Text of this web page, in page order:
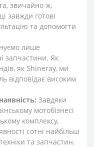
звичайно ж,
завжди готові
та допомогти
лише
запчастини. Як
як Shineray, ми
відповідає високим
Завдяки
мотобізнесі
комплексу,
сотні найбільш
та запчастин.